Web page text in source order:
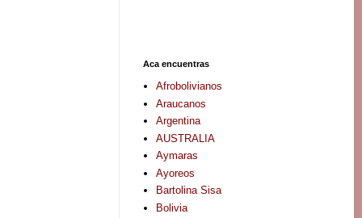
Aca encuentras
Afrobolivianos
Araucanos
Argentina
AUSTRALIA
Aymaras
Ayoreos
Bartolina Sisa
Bolivia